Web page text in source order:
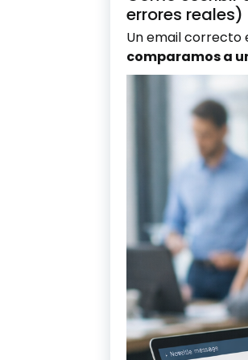
errores reales)
Un email correcto
comparamos a